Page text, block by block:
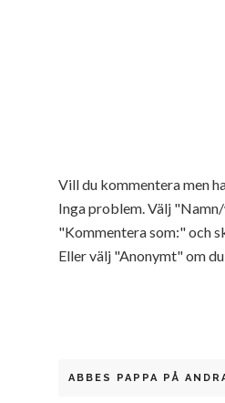
Vill du kommentera men
Inga problem. Välj
"Kommentera som:" och
Eller välj "Anonymt" om
ABBES PAPPA PÅ